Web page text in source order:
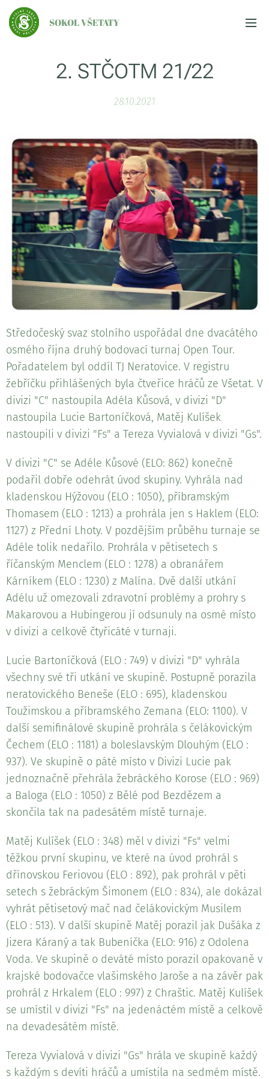
SOKOL VŠETATY
2. STČOTM 21/22
28.10.2021
Středočeský svaz stolního uspořádal dne dvacátého
osmého října druhý bodovací turnaj Open Tour.
Pořadatelem byl oddíl TJ Neratovice. V registru
žebříčku přihlášených byla čtveřice hráčů ze Všetat. V
divizi "C" nastoupila Adéla Kůsová, v divizi "D"
nastoupila Lucie Bartoníčková, Matěj Kulíšek
nastoupili v divizi "Fs" a Tereza Vyvialová v divizi "Gs".
V divizi "C" se Adéle Kůsové (ELO: 862) konečně
podařil dobře odehrát úvod skupiny. Vyhrála nad
kladenskou Hýžovou (ELO : 1050), příbramským
Thomasem (ELO : 1213) a prohrála jen s Haklem (ELO:
1127) z Přední Lhoty. V pozdějším průběhu turnaje se
Adéle tolik nedařilo. Prohrála v pětisetech s
říčanským Menclem (ELO : 1278) a obranářem
Kárníkem (ELO : 1230) z Malína. Dvě další utkání
Adélu už omezovali zdravotní problémy a prohry s
Makarovou a Hubingerou jí odsunuly na osmé místo
v divizi a celkově čtyřicáté v turnaji.
Lucie Bartoníčková (ELO : 749) v divizi "D" vyhrála
všechny své tři utkání ve skupině. Postupně porazila
neratovického Beneše (ELO : 695), kladenskou
Toužimskou a příbramského Zemana (ELO: 1100). V
další semifinálové skupině prohrála s čelákovickým
Čechem (ELO : 1181) a boleslavským Dlouhým (ELO :
937). Ve skupině o páté místo v Divizi Lucie pak
jednoznačně přehrála žebráckého Korose (ELO : 969)
a Baloga (ELO : 1050) z Bělé pod Bezdězem a
skončila tak na padesátém místě turnaje.
Matěj Kulíšek (ELO : 348) měl v divizi "Fs" velmi
těžkou první skupinu, ve které na úvod prohrál s
dřínovskou Feriovou (ELO : 892), pak prohrál v pěti
setech s žebráckým Šimonem (ELO : 834), ale dokázal
vyhrát pětisetový mač nad čelákovickým Musilem
(ELO : 513). V další skupině Matěj porazil jak Dušáka z
Jizera Káraný a tak Bubeníčka (ELO: 916) z Odolena
Voda. Ve skupině o deváté místo porazil opakovaně v
krajské bodovačce vlašimského Jaroše a na závěr pak
prohrál z Hrkalem (ELO : 997) z Chraštic. Matěj Kulíšek
se umístil v divizi "Fs" na jedenáctém místě a celkově
na devadesátém místě.
Tereza Vyvialová v divizi "Gs" hrála ve skupině každý
s každým s devíti hráčů a umístila na sedmém místě.